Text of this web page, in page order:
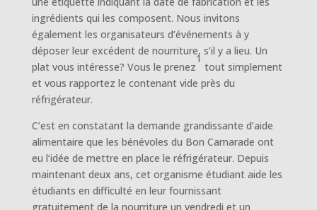
ingrédients qui les composent. Nous invitons
également les organisateurs d’événements à y
déposer leur excédent de nourriture, s’il y a lieu. Un
plat vous intéresse? Vous le prenez
1
tout simplement
et vous rapportez le contenant vide près du
réfrigérateur.
C’est en constatant la demande grandissante d’aide
alimentaire que les bénévoles du Bon Camarade ont
eu l’idée de mettre en place le réfrigérateur. Depuis
maintenant deux ans, cet organisme étudiant aide les
étudiants en difficulté en leur fournissant
gratuitement de la nourriture un vendredi et un